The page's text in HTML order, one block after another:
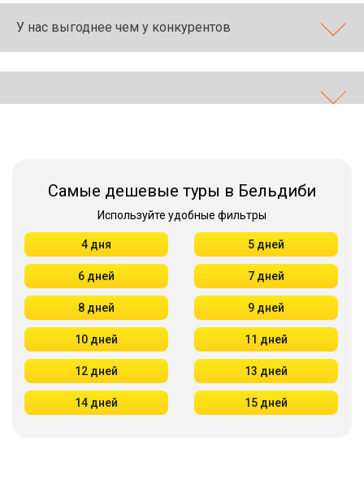
У нас выгоднее чем у конкурентов
Самые дешевые туры в Бельдиби
Используйте удобные фильтры
4 дня 5 дней
6 дней 7 дней
8 дней 9 дней
10 дней 11 дней
12 дней 13 дней
14 дней 15 дней